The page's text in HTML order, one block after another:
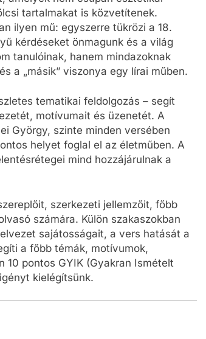
tartalmakat is közvetítenek.
ilyen mű: egyszerre tükrözi a 18.
kérdéseket önmagunk és a világ
tanulóinak, hanem mindazoknak
a „másik” viszonya egy lírai műben.
tematikai feldolgozás – segít
motívumait és üzenetét. A
György, szinte minden versében
helyet foglal el az életműben. A
mind hozzájárulnak a
szerkezeti jellemzőit, főbb
számára. Külön szakaszokban
sajátosságait, a vers hatását a
a főbb témák, motívumok,
pontos GYIK (Gyakran Ismételt
kielégítsünk.